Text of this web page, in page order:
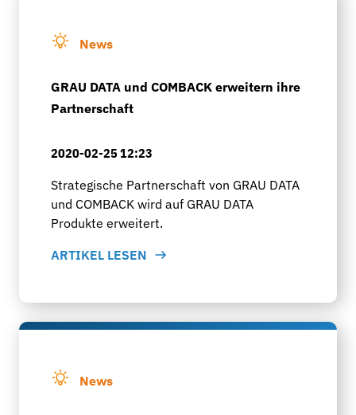
News
GRAU DATA und COMBACK erweitern ihre
Partnerschaft
2020-02-25 12:23
Strategische Partnerschaft von GRAU DATA
und COMBACK wird auf GRAU DATA
Produkte erweitert.
ARTIKEL LESEN
News